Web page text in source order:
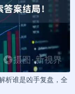
析谁是凶手复盘，全